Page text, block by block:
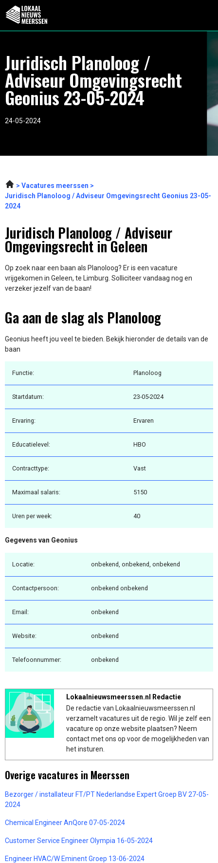
Juridisch Planoloog /
Adviseur Omgevingsrecht
Geonius 23-05-2024
24-05-2024
Vacatures meerssen
Juridisch Planoloog / Adviseur Omgevingsrecht Geonius 23-05-
2024
Juridisch Planoloog / Adviseur
Omgevingsrecht in Geleen
Op zoek naar een baan als Planoloog? Er is een vacature
vrijgekomen in Geleen, te Limburg. Solliciteer vandaag nog en
verzeker jezelf van de baan!
Ga aan de slag als Planoloog
Geonius heeft jou veel te bieden. Bekijk hieronder de details van de
baan
Functie: Planoloog
Startdatum: 23-05-2024
Ervaring: Ervaren
Educatielevel: HBO
Contracttype: Vast
Maximaal salaris: 5150
Uren per week: 40
Gegevens van Geonius
Locatie: onbekend, onbekend, onbekend
Contactpersoon: onbekend onbekend
Email: onbekend
Website: onbekend
Telefoonnummer: onbekend
Lokaalnieuwsmeerssen.nl Redactie
De redactie van Lokaalnieuwsmeerssen.nl
verzamelt vacatures uit de regio. Wil je zelf een
vacature op onze website plaatsen? Neem
contact met ons op voor de mogelijkheden van
het insturen.
Overige vacatures in Meerssen
Bezorger / installateur FT/PT Nederlandse Expert Groep BV 27-05-
2024
Chemical Engineer AnQore 07-05-2024
Customer Service Engineer Olympia 16-05-2024
Engineer HVAC/W Eminent Groep 13-06-2024